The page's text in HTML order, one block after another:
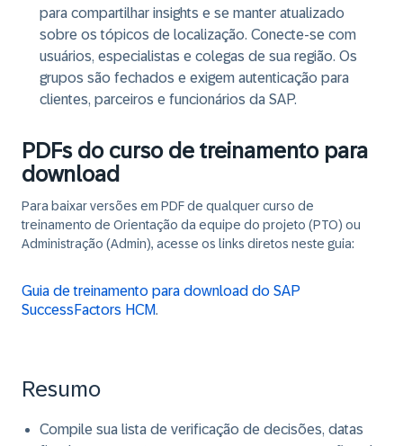
para compartilhar insights e se manter atualizado
sobre os tópicos de localização. Conecte-se com
usuários, especialistas e colegas de sua região. Os
grupos são fechados e exigem autenticação para
clientes, parceiros e funcionários da SAP.
PDFs do curso de treinamento para
download
Para baixar versões em PDF de qualquer curso de
treinamento de Orientação da equipe do projeto (PTO) ou
Administração (Admin), acesse os links diretos neste guia:
Guia de treinamento para download do SAP
SuccessFactors HCM.
Resumo
Compile sua lista de verificação de decisões, datas